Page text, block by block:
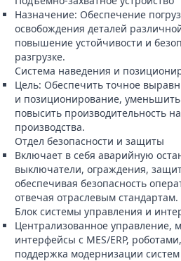
Назначение: Обеспечение
освобождения деталей
повышение устойчивости и
разгрузке.
Система наведения и
Цель: Обеспечить точное
и позиционирование,
повысить производительность
производства.
Отдел безопасности и защиты
Включает в себя аварийную
выключатели, ограждения,
обеспечивая безопасность
отвечая отраслевым стандартам.
Блок системы управления и
Централизованное управление,
интерфейсы с MES/ERP,
поддержка модернизации